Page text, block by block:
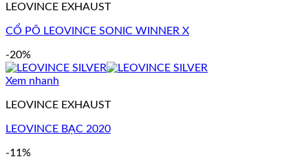
LEOVINCE EXHAUST
CỔ PÔ LEOVINCE SONIC WINNER X
-20%
Xem nhanh
LEOVINCE EXHAUST
LEOVINCE BẠC 2020
-11%